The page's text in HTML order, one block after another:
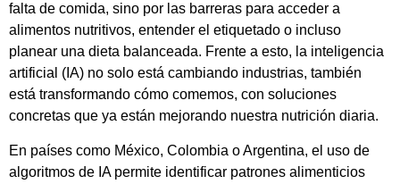
falta de comida, sino por las barreras para acceder a
alimentos nutritivos, entender el etiquetado o incluso
planear una dieta balanceada. Frente a esto, la inteligencia
artificial (IA) no solo está cambiando industrias, también
está transformando cómo comemos, con soluciones
concretas que ya están mejorando nuestra nutrición diaria.
En países como México, Colombia o Argentina, el uso de
algoritmos de IA permite identificar patrones alimenticios